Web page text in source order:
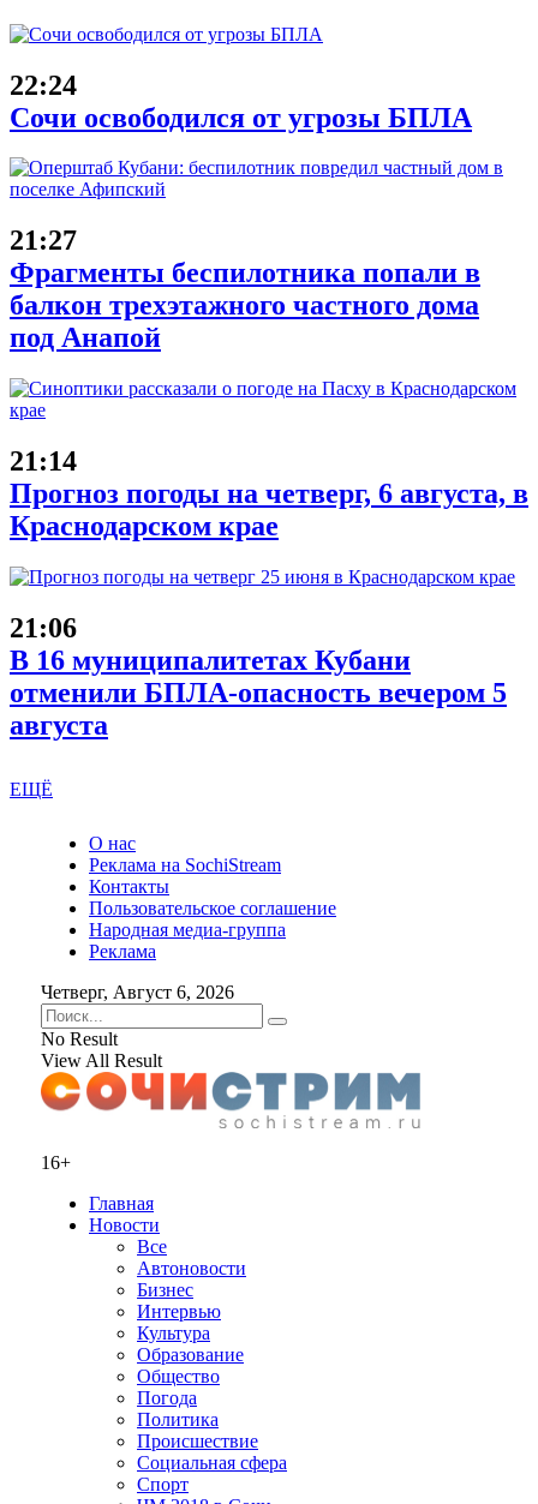
22:24
Сочи освободился от угрозы БПЛА
21:27
Фрагменты беспилотника попали в
балкон трехэтажного частного дома
под Анапой
21:14
Прогноз погоды на четверг, 6 августа, в
Краснодарском крае
21:06
В 16 муниципалитетах Кубани
отменили БПЛА-опасность вечером 5
августа
ЕЩЁ
О нас
Реклама на SochiStream
Контакты
Пользовательское соглашение
Народная медиа-группа
Реклама
Четверг, Август 6, 2026
No Result
View All Result
16+
Главная
Новости
Все
Автоновости
Бизнес
Интервью
Культура
Образование
Общество
Погода
Политика
Происшествие
Социальная сфера
Спорт